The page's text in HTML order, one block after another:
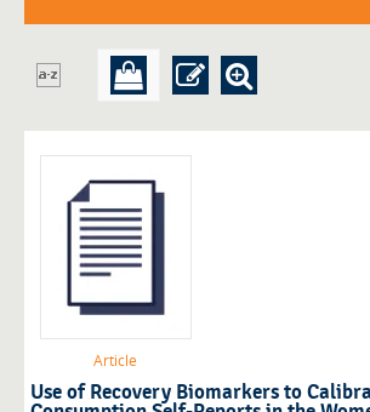
Article
Use of Recovery Biomarkers to